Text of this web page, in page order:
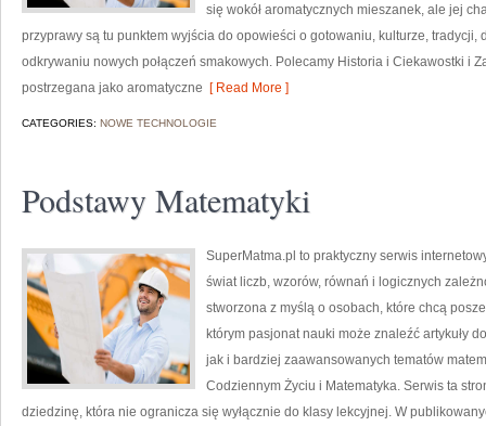
się wokół aromatycznych mieszanek, ale jej
przyprawy są tu punktem wyjścia do opowieści o gotowaniu, kulturze, tradycji,
odkrywaniu nowych połączeń smakowych. Polecamy Historia i Ciekawostki i
postrzegana jako aromatyczne [ Read More ]
CATEGORIES: NOWE TECHNOLOGIE
Podstawy Matematyki
SuperMatma.pl to praktyczny serwis
świat liczb, wzorów, równań i logicznych
stworzona z myślą o osobach, które chcą
którym pasjonat nauki może znaleźć artykuły
jak i bardziej zaawansowanych tematów
Codziennym Życiu i Matematyka. Serwis ta
dziedzinę, która nie ogranicza się wyłącznie do klasy lekcyjnej. W